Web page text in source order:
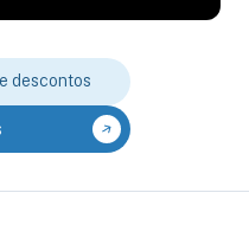
descontos